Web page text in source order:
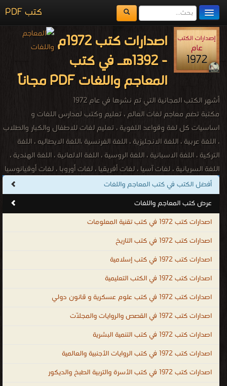
كتب PDF
مكتبة الكتب
المكتبات
يُقرأ حالياً
اضف كتاب
اصدارات كتب 1972م
- 1392هـ في كتب
المعاجم واللغات PDF مجاناً
أشهر الكتب المجانية التي تم نشرها في عام 1972
مكتبة تضم معاجم لغات العالم ، تعليم وكتب لمدارس اللغات و
اساسيات كل لغة وقواعد اللغوية ، تعليم لغات للاطفال والكبار والطلاب
، اللغة عربية ، اللغة الانجليزية ، اللغة الفرنسية ،اللغة الايطاليه ، اللغة
التركية ، اللغة الاسبانية ، اللغة الروسية ، اللغة الالمانية ، اللغة الهندية ،
اللغة السريانية ، لغات آسيا ، لغات أفريقيا ، لغات أوروبا ، لغات أوقيانوسيا
، لغات أمريكا الشمالية ، لغات أمريكا الجنوبية ، اللغة الأفريقانية ، اللغة
الألبانية ، اللغة الباسكية ، اللغة البيلاروسية ، اللغة الكتلونية ، اللغة
الكرواتية ، اللغة التشيكية ، اللغة الدنماركية ، اللغة الهولندية ، اللغة
الإنكليزية ، اللغة الإستونية ، اللغة المجرية ، اللغة الأيسلندية ، اللغة
الإندونيسية ، اللغة الأيرلندية ، اللغة الجاوية ، اللغة اللاتينية ، اللغة
ملايو ، اللغة المالطية ، اللغة المولدافية ، اللغة النروجية ، اللغة البولندية ،
اللغة البرتغالية ، اللغة الصربية ، اللغة السلوفاكية ، اللغة السلوفينية ،
اللغة السواحيلية ، اللغة السويدية ، لغة التاجالوج ، اللغة الفلبينية ، اللغة
التترية ، اللغة الفيتنامية ، اللغة الوالونية ، اللغة الولوفية ، اللغة اليوروبة ،
لغة الزولو ، اللغة الكورسية ، الإسبرنتو ، الفولابوك ، اللغة الكريولية
الهايتية ، اللغة الصينية ، اللغة الكورية ، اللغة اليابانية ، كتب اللغات ،
مكتبة اللغات بالفجالة ، كتاب تعلم اللغة التركية باللغة العربي ، تحميل
كتب تعليم اللغة الالمانية للمبتدئين PDF ، تحميل كتب تعليم اللغة
الانجليزية مجانا PDF ، كتاب تعلم اللغة الفرنسية والشرح أيضا باللغة
أفضل الكتب في كتب المعاجم واللغات
عرض كتب المعاجم واللغات
اصدارات كتب 1972 في كتب تقنية المعلومات
اصدارات كتب 1972 في كتب التاريخ
اصدارات كتب 1972 في كتب إسلامية
اصدارات كتب 1972 في الكتب التعليمية
اصدارات كتب 1972 في كتب علوم عسكرية و قانون دولي
اصدارات كتب 1972 في القصص والروايات والمجلّات
اصدارات كتب 1972 في كتب التنمية البشرية
اصدارات كتب 1972 في كتب الروايات الأجنبية والعالمية
اصدارات كتب 1972 في كتب الأسرة والتربية الطبخ والديكور